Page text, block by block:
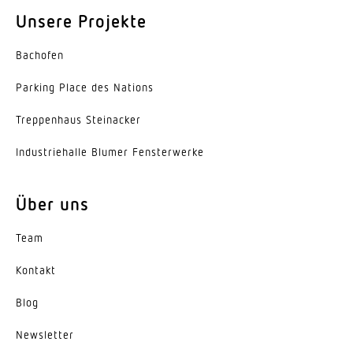
Schaltzonen
1436 Schaltzonen
Dämmerungsschalter
Dämmerungseinstellung
Dämmerungseinstellung Teach
5 s – 60 Min.
Hauptlicht einstellbar
Nein
Unsere Projekte
Bachofen
Parking Place des Nations
Trep­penhaus Steinacker
Indus­trie­halle Blumer Fensterwerke
Über uns
Team
Kontakt
Blog
News­letter